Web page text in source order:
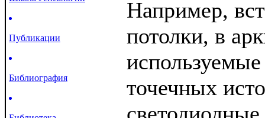
Публикации
Библиография
Например,
потолки, в
используемые
точечных